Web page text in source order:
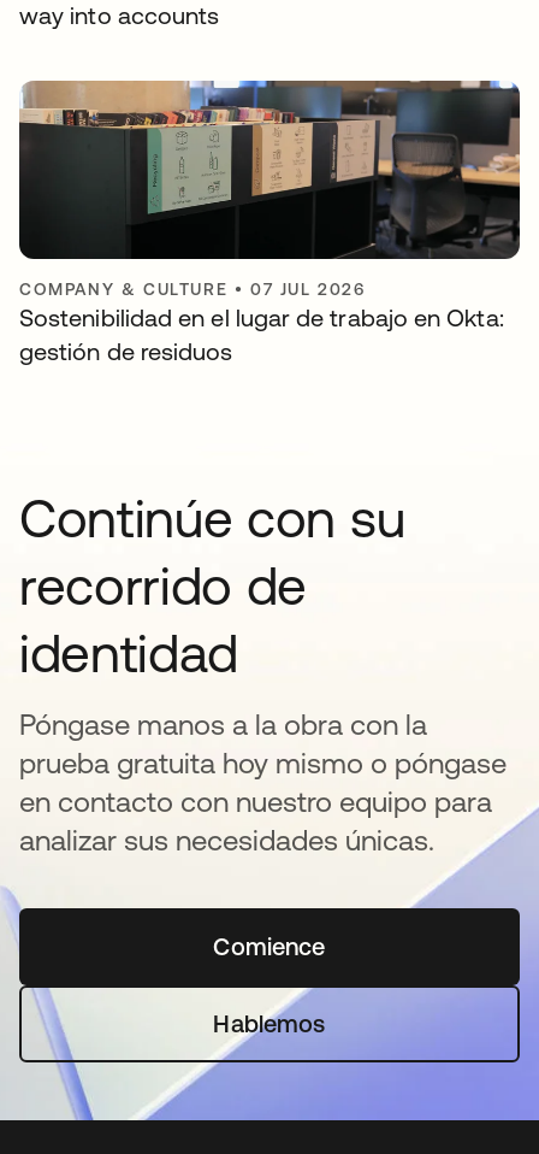
way into accounts
COMPANY & CULTURE •07 JUL 2026
Sostenibilidad en el lugar de trabajo en Okta:
gestión de residuos
Continúe con su
recorrido de
identidad
Póngase manos a la obra con la
prueba gratuita hoy mismo o póngase
en contacto con nuestro equipo para
analizar sus necesidades únicas.
Comiencese abre en una pestaña
Hablemos